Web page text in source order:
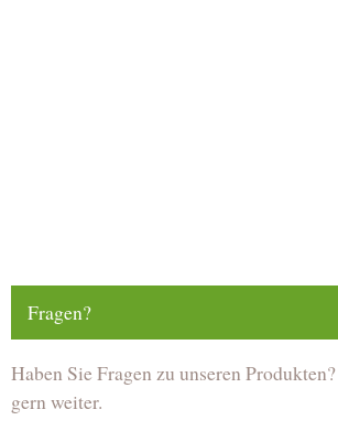
Fragen?
Haben Sie Fragen zu unseren
gern weiter.